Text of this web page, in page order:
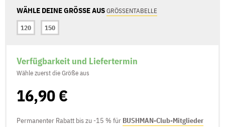
WÄHLE DEINE GRÖSSE AUSGRÖSSENTABELLE
120
150
Verfügbarkeit und Liefertermin
Wähle zuerst die Größe aus
16,90 €
Permanenter Rabatt bis zu -15 % für BUSHMAN-Club-Mitglieder